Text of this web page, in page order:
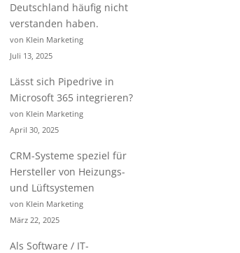
Deutschland häufig nicht
verstanden haben.
von Klein Marketing
Juli 13, 2025
Lässt sich Pipedrive in
Microsoft 365 integrieren?
von Klein Marketing
April 30, 2025
CRM-Systeme speziel für
Hersteller von Heizungs-
und Lüftsystemen
von Klein Marketing
März 22, 2025
Als Software / IT-